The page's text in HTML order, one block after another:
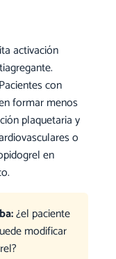
activación
con
formar menos
plaquetaria y
o
en
¿el paciente
modificar